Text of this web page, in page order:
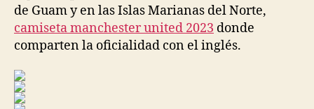
de Guam y en las Islas Marianas del Norte,
camiseta manchester united 2023 donde
comparten la oficialidad con el inglés.